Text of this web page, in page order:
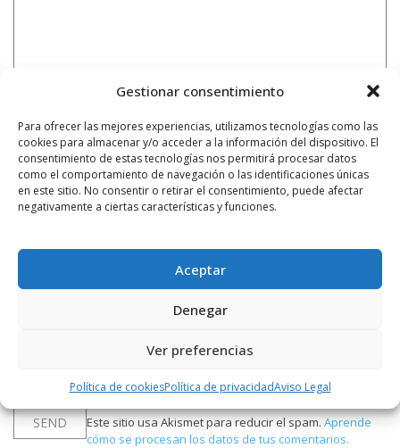
Gestionar consentimiento
Para ofrecer las mejores experiencias, utilizamos tecnologías como las
cookies para almacenar y/o acceder a la información del dispositivo. El
consentimiento de estas tecnologías nos permitirá procesar datos
como el comportamiento de navegación o las identificaciones únicas
en este sitio. No consentir o retirar el consentimiento, puede afectar
negativamente a ciertas características y funciones.
Aceptar
Denegar
Ver preferencias
Política de cookiesPolítica de privacidadAviso Legal
Notificarme vía correo electrónico cuando el comentario sea
Este sitio usa Akismet para reducir el spam.Aprende
cómo se procesan los datos de tus comentarios.